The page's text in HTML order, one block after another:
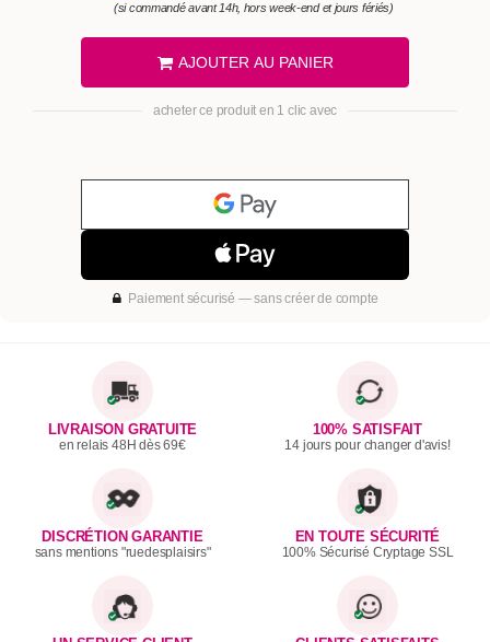
(si commandé avant 14h, hors week-end et jours fériés)
AJOUTER AU PANIER
acheter ce produit en 1 clic avec
Paiement sécurisé — sans créer de compte
LIVRAISON GRATUITE
en relais 48H dès 69€
100% SATISFAIT
14 jours pour changer d'avis!
DISCRÉTION GARANTIE
sans mentions "ruedesplaisirs"
EN TOUTE SÉCURITÉ
100% Sécurisé Cryptage SSL